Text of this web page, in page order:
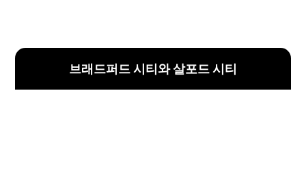
브래드퍼드 시티와 살포드 시티